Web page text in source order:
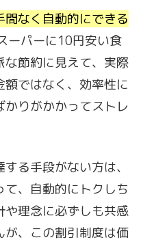
間なく自動的にできる
ーパーに10円安い食
節約に見えて、実際
ではなく、効率性に
りがかかってストレ
る手段がない方は、
、自動的にトクしち
や理念に必ずしも共感
が、この割引制度は価